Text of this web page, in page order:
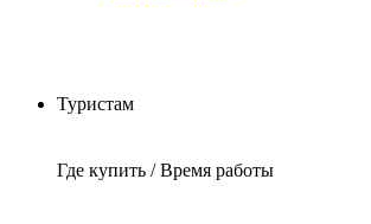
Туристам
Где купить / Время работы